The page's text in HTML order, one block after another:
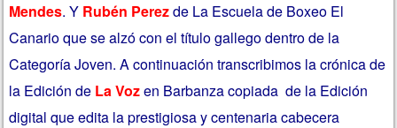
Mendes. Y Rubén Perezde La Escuela de Boxeo El
Canario que se alzó con el título gallego dentro de la
Categoría Joven. A continuación transcribimos la crónica de
la Edición de La Vozen Barbanza copiada de la Edición
digital que edita la prestigiosa y centenaria cabecera